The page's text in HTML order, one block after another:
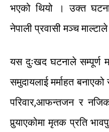
भएको थियो । उक्त
नेपाली प्रवासी मञ्च माल्टाले
यस दुःखद घटनाले सम्पूर्ण
समुदायलाई मर्माहत बनाएको
परिवार,आफन्तजनर
पुर्‍याएकोमा मृतक प्रति